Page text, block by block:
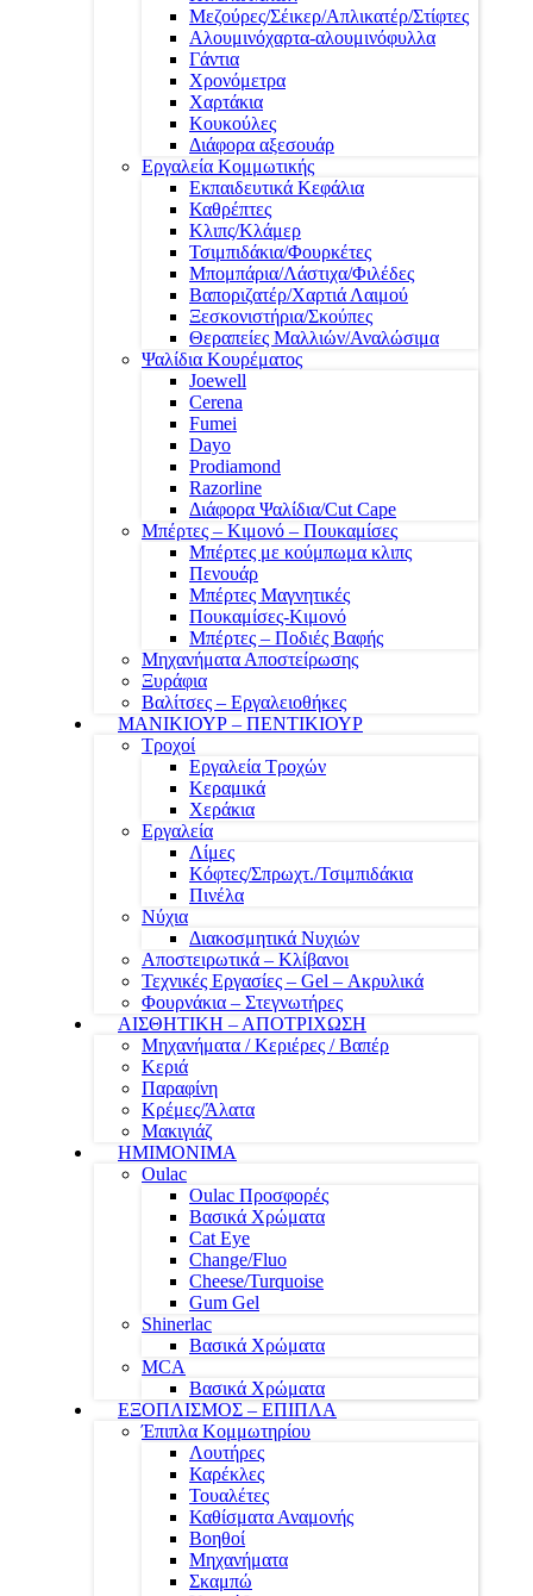
Μεζούρες/Σέικερ/Απλικατέρ/Στίφτες
Αλουμινόχαρτα-αλουμινόφυλλα
Γάντια
Χρονόμετρα
Χαρτάκια
Κουκούλες
Διάφορα αξεσουάρ
Εργαλεία Κομμωτικής
Εκπαιδευτικά Κεφάλια
Καθρέπτες
Κλιπς/Κλάμερ
Τσιμπιδάκια/Φουρκέτες
Μπομπάρια/Λάστιχα/Φιλέδες
Βαποριζατέρ/Χαρτιά Λαιμού
Ξεσκονιστήρια/Σκούπες
Θεραπείες Μαλλιών/Αναλώσιμα
Ψαλίδια Κουρέματος
Joewell
Cerena
Fumei
Dayo
Prodiamond
Razorline
Διάφορα Ψαλίδια/Cut Cape
Μπέρτες – Κιμονό – Πουκαμίσες
Μπέρτες με κούμπωμα κλιπς
Πενουάρ
Μπέρτες Μαγνητικές
Πουκαμίσες-Κιμονό
Μπέρτες – Ποδιές Βαφής
Μηχανήματα Αποστείρωσης
Ξυράφια
Βαλίτσες – Εργαλειοθήκες
ΜΑΝΙΚΙΟΥΡ – ΠΕΝΤΙΚΙΟΥΡ
Τροχοί
Εργαλεία Τροχών
Κεραμικά
Χεράκια
Εργαλεία
Λίμες
Κόφτες/Σπρωχτ./Τσιμπιδάκια
Πινέλα
Νύχια
Διακοσμητικά Νυχιών
Αποστειρωτικά – Κλίβανοι
Τεχνικές Εργασίες – Gel – Ακρυλικά
Φουρνάκια – Στεγνωτήρες
ΑΙΣΘΗΤΙΚΗ – ΑΠΟΤΡΙΧΩΣΗ
Μηχανήματα / Κεριέρες / Βαπέρ
Κεριά
Παραφίνη
Κρέμες/Άλατα
Μακιγιάζ
ΗΜΙΜΟΝΙΜΑ
Oulac
Oulac Προσφορές
Βασικά Χρώματα
Cat Eye
Change/Fluo
Cheese/Turquoise
Gum Gel
Shinerlac
Βασικά Χρώματα
MCA
Βασικά Χρώματα
ΕΞΟΠΛΙΣΜΟΣ – ΕΠΙΠΛΑ
Έπιπλα Κομμωτηρίου
Λουτήρες
Καρέκλες
Τουαλέτες
Καθίσματα Αναμονής
Βοηθοί
Μηχανήματα
Σκαμπώ